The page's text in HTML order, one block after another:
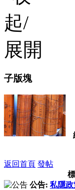
子版塊
返回首頁 發帖
公告: 私隱政